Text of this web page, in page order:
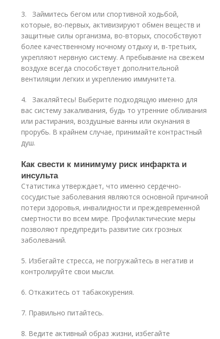
3. Займитесь бегом или спортивной ходьбой,
которые, во-первых, активизируют обмен веществ и
защитные силы организма, во-вторых, способствуют
более качественному ночному отдыху и, в-третьих,
укрепляют нервную систему. А пребывание на свежем
воздухе всегда способствует дополнительной
вентиляции легких и укреплению иммунитета.
4. Закаляйтесь! Выберите подходящую именно для
вас систему закаливания, будь то утренние обливания
или растирания, воздушные ванны или окунания в
прорубь. В крайнем случае, принимайте контрастный
душ.
Как свести к минимуму риск инфаркта и
инсульта
Статистика утверждает, что именно сердечно-
сосудистые заболевания являются основной причиной
потери здоровья, инвалидности и преждевременной
смертности во всем мире. Профилактические меры
позволяют предупредить развитие сих грозных
заболеваний.
5. Избегайте стресса, не погружайтесь в негатив и
контролируйте свои мысли.
6. Откажитесь от табакокурения.
7. Правильно питайтесь.
8. Ведите активный образ жизни, избегайте